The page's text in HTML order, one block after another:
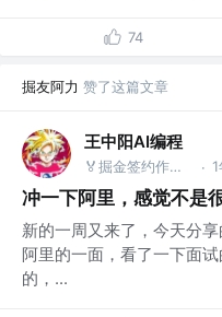
74
掘友阿力 赞了这篇文章
王中阳AI编程
🏅掘金签约作者 @后端就业陪跑训练营 ·
冲一下阿里，感觉不是
新的一周又来了，今天分
阿里的一面，看了一下面
的，...